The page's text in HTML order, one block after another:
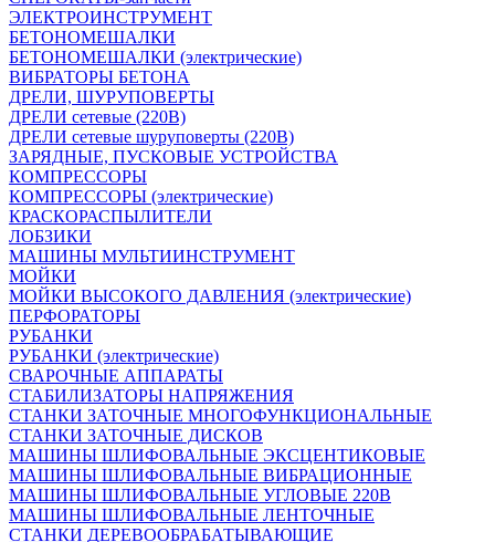
ЭЛЕКТРОИНСТРУМЕНТ
БЕТОНОМЕШАЛКИ
БЕТОНОМЕШАЛКИ (электрические)
ВИБРАТОРЫ БЕТОНА
ДРЕЛИ, ШУРУПОВЕРТЫ
ДРЕЛИ сетевые (220В)
ДРЕЛИ сетевые шуруповерты (220В)
ЗАРЯДНЫЕ, ПУСКОВЫЕ УСТРОЙСТВА
КОМПРЕССОРЫ
КОМПРЕССОРЫ (электрические)
КРАСКОРАСПЫЛИТЕЛИ
ЛОБЗИКИ
МАШИНЫ МУЛЬТИИНСТРУМЕНТ
МОЙКИ
МОЙКИ ВЫСОКОГО ДАВЛЕНИЯ (электрические)
ПЕРФОРАТОРЫ
РУБАНКИ
РУБАНКИ (электрические)
СВАРОЧНЫЕ АППАРАТЫ
СТАБИЛИЗАТОРЫ НАПРЯЖЕНИЯ
СТАНКИ ЗАТОЧНЫЕ МНОГОФУНКЦИОНАЛЬНЫЕ
СТАНКИ ЗАТОЧНЫЕ ДИСКОВ
МАШИНЫ ШЛИФОВАЛЬНЫЕ ЭКСЦЕНТИКОВЫЕ
МАШИНЫ ШЛИФОВАЛЬНЫЕ ВИБРАЦИОННЫЕ
МАШИНЫ ШЛИФОВАЛЬНЫЕ УГЛОВЫЕ 220В
МАШИНЫ ШЛИФОВАЛЬНЫЕ ЛЕНТОЧНЫЕ
СТАНКИ ДЕРЕВООБРАБАТЫВАЮЩИЕ